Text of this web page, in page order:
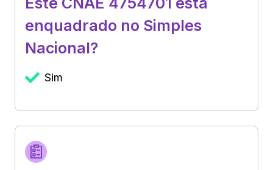
enquadrado no Simples
Nacional?
Sim